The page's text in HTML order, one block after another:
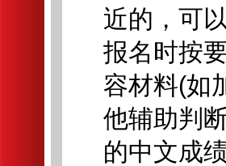
近的，可
报名时按
容材料(如
他辅助判
的中文成